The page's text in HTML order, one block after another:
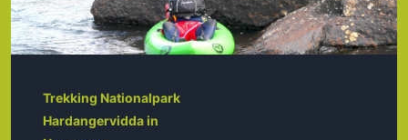
Trekking Nationalpark
Hardangervidda in